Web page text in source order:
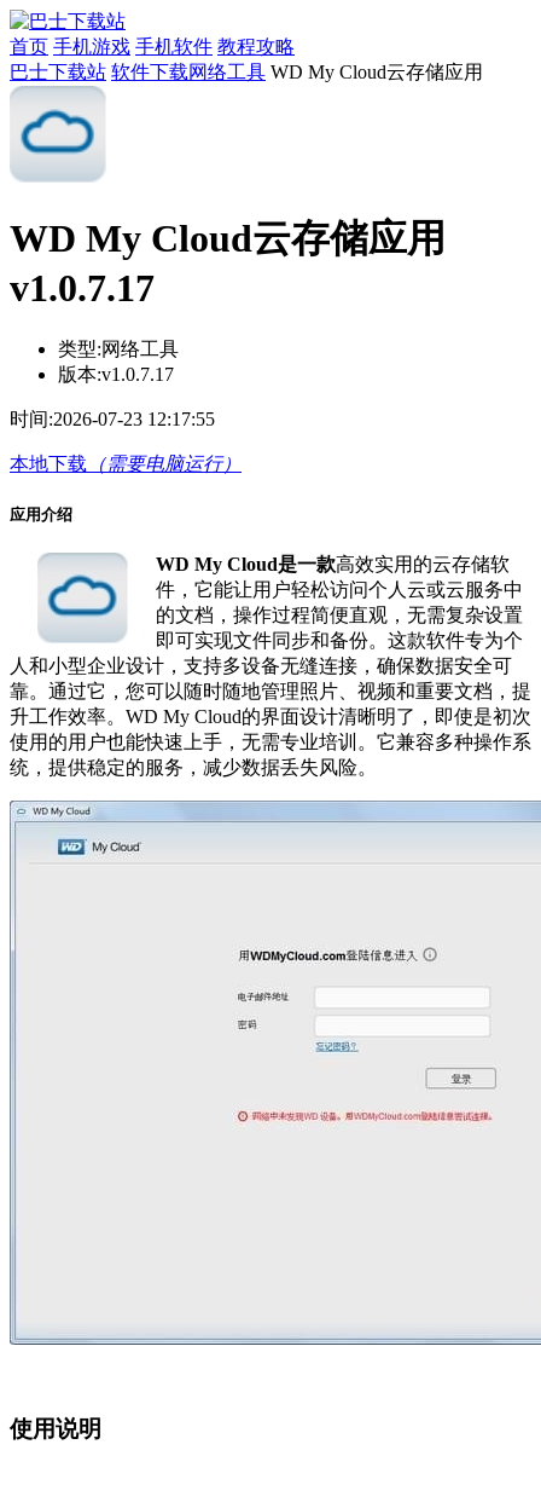
首页 手机游戏 手机软件 教程攻略
巴士下载站 软件下载网络工具 WD My Cloud云存储应用
WD My Cloud云存储应用
v1.0.7.17
类型:网络工具
版本:v1.0.7.17
时间:2026-07-23 12:17:55
本地下载 （需要电脑运行）
应用介绍
WD My Cloud是一款高效实用的云存储软
件，它能让用户轻松访问个人云或云服务中
的文档，操作过程简便直观，无需复杂设置
即可实现文件同步和备份。这款软件专为个
人和小型企业设计，支持多设备无缝连接，确保数据安全可
靠。通过它，您可以随时随地管理照片、视频和重要文档，提
升工作效率。WD My Cloud的界面设计清晰明了，即使是初次
使用的用户也能快速上手，无需专业培训。它兼容多种操作系
统，提供稳定的服务，减少数据丢失风险。
使用说明